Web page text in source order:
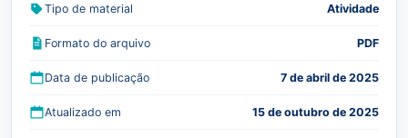
Tipo de material Atividade
Formato do arquivo PDF
Data de publicação 7 de abril de 2025
Atualizado em 15 de outubro de 2025